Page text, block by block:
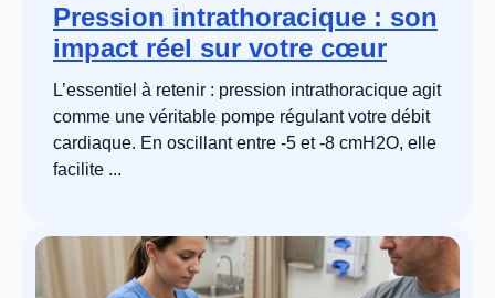
Pression intrathoracique : son
impact réel sur votre cœur
L’essentiel à retenir : pression intrathoracique agit
comme une véritable pompe régulant votre débit
cardiaque. En oscillant entre -5 et -8 cmH2O, elle
facilite ...